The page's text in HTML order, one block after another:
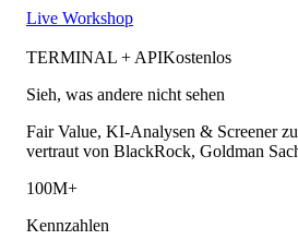
Live Workshop
TERMINAL + APIKostenlos
Sieh, was andere nicht sehen
Fair Value, KI-Analysen & Screener
vertraut von BlackRock, Goldman
100M+
Kennzahlen